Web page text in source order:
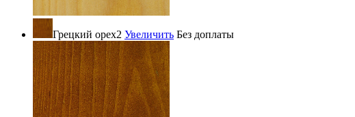
Грецкий орех2 Увеличить Без доплаты